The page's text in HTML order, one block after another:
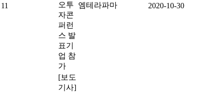
11
오투
자콘
퍼런
스 발
표기
업 참
가
엠테라파마 2020-10-30
[보도
기사]